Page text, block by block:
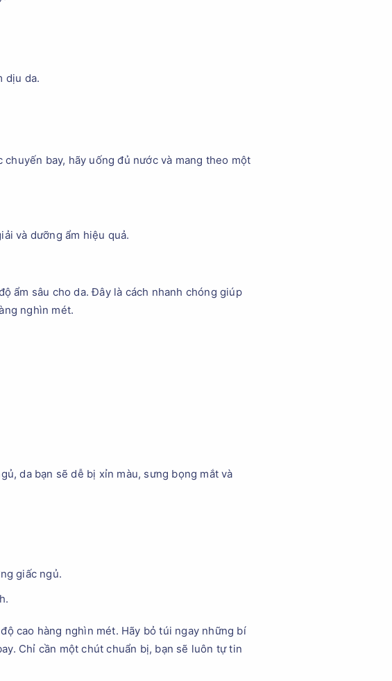
dịu da.
bay, hãy uống đủ nước và mang theo một
và dưỡng ẩm hiệu quả.
ẩm sâu cho da. Đây là cách nhanh chóng giúp
nghìn mét.
da bạn sẽ dễ bị xỉn màu, sưng bọng mắt và
giấc ngủ.
cao hàng nghìn mét. Hãy bỏ túi ngay những bí
Chỉ cần một chút chuẩn bị, bạn sẽ luôn tự tin